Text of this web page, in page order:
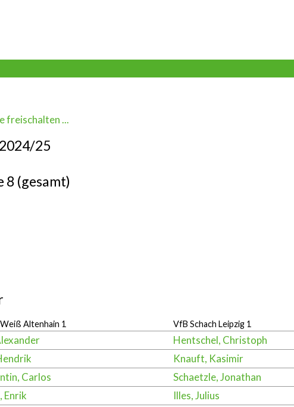
freischalten ...
25
8 (gesamt)
Altenhain 1 VfB Schach Leipzig 1
Hentschel, Christoph
Knauft, Kasimir
Carlos Schaetzle, Jonathan
Enrik Illes, Julius